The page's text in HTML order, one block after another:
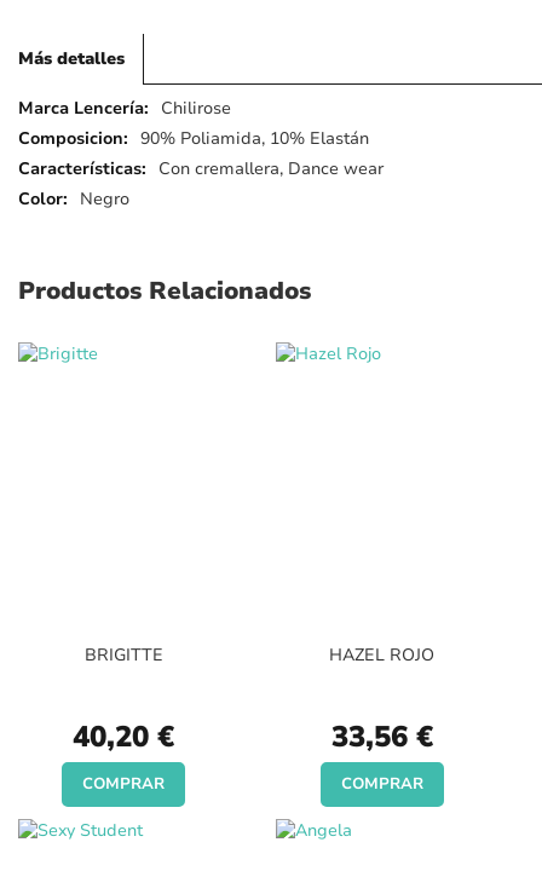
Más detalles
Más
detalles
Chilirose
90% Poliamida, 10% Elastán
Con cremallera, Dance wear
Negro
Productos Relacionados
BRIGITTE
40,20 €
COMPRAR
HAZEL ROJO
33,56 €
COMPRAR